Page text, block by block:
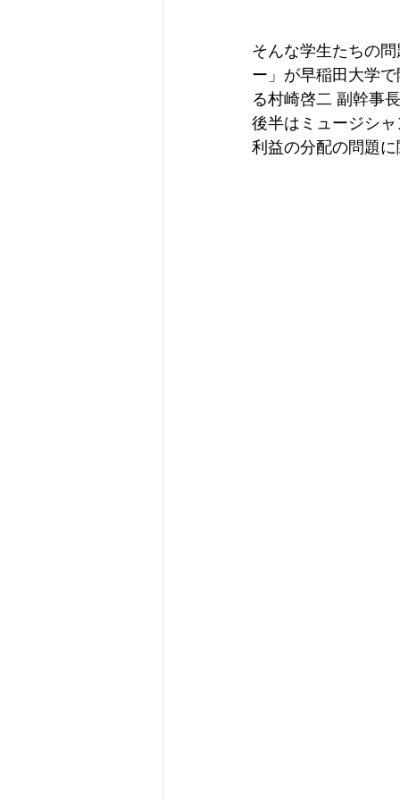
そんな学生たちの
ー」が早稲田大学
る村崎啓二 副幹事
後半はミュージシ
利益の分配の問題